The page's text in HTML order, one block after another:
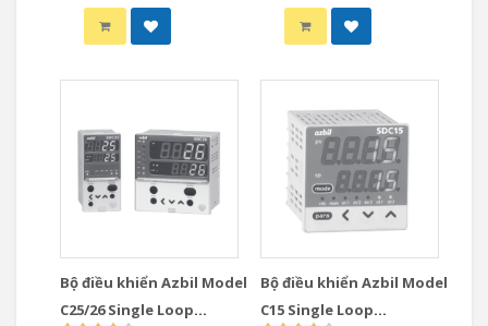
Bộ điều khiển Azbil Model
C25/26 Single Loop
Bộ điều khiển Azbil Model
C15 Single Loop